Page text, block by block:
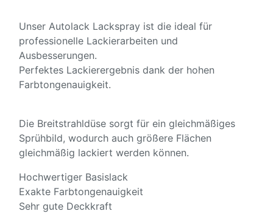
Unser Autolack Lackspray ist die ideal für
professionelle Lackierarbeiten und
Ausbesserungen.
Perfektes Lackierergebnis dank der hohen
Farbtongenauigkeit.
Die Breitstrahldüse sorgt für ein gleichmäßiges
Sprühbild, wodurch auch größere Flächen
gleichmäßig lackiert werden können.
Hochwertiger Basislack
Exakte Farbtongenauigkeit
Sehr gute Deckkraft